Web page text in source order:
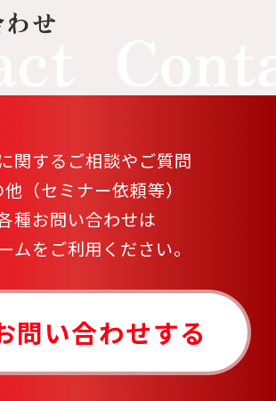
せ
関するご相談やご質問
（セミナー依頼等）
種お問い合わせは
ムをご利用ください。
問い合わせする